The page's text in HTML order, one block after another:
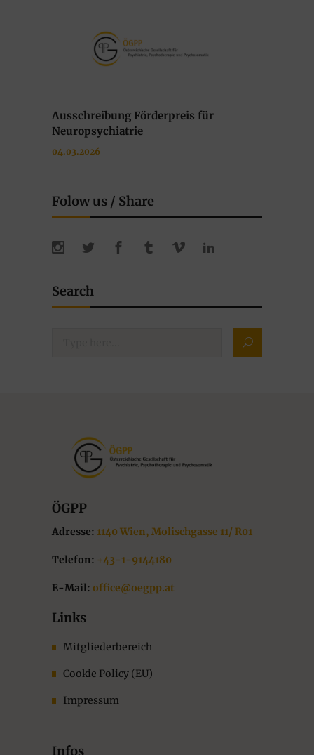
Ausschreibung Förderpreis für
Neuropsychiatrie
04.03.2026
Folow us / Share
Search
ÖGPP
Adresse: 1140 Wien, Molischgasse 11/ R01
Telefon: +43-1-9144180
E-Mail: office@oegpp.at
Links
Mitgliederbereich
Cookie Policy (EU)
Impressum
Infos